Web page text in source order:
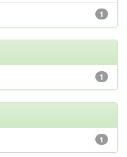
1
1
1